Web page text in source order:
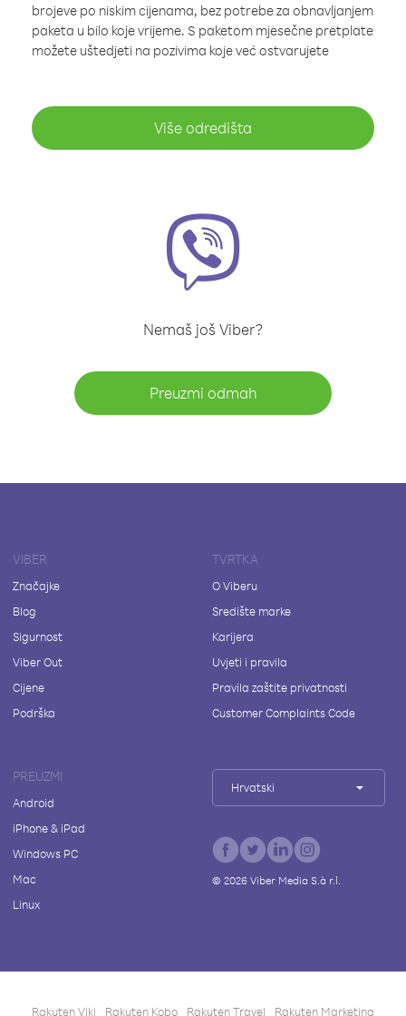
brojeve po niskim cijenama, bez potrebe za obnavljanjem
paketa u bilo koje vrijeme. S paketom mjesečne pretplate
možete uštedjeti na pozivima koje već ostvarujete
Više odredišta
Nemaš još Viber?
Preuzmi odmah
VIBER
Značajke
Blog
Sigurnost
Viber Out
Cijene
Podrška
TVRTKA
O Viberu
Središte marke
Karijera
Uvjeti i pravila
Pravila zaštite privatnosti
Customer Complaints Code
PREUZMI
Android
iPhone & iPad
Windows PC
Mac
Linux
Hrvatski
© 2026Viber Media S.à r.l.
Rakuten Viki Rakuten Kobo Rakuten Travel Rakuten Marketing